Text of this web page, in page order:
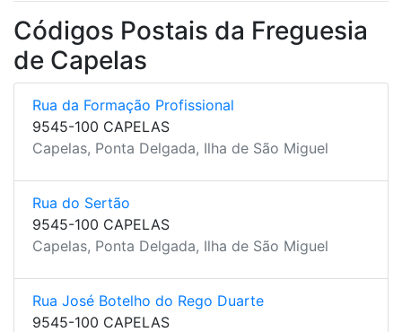
Códigos Postais da Freguesia
de Capelas
Rua da Formação Profissional
9545-100 CAPELAS
Capelas, Ponta Delgada, Ilha de São Miguel
Rua do Sertão
9545-100 CAPELAS
Capelas, Ponta Delgada, Ilha de São Miguel
Rua José Botelho do Rego Duarte
9545-100 CAPELAS